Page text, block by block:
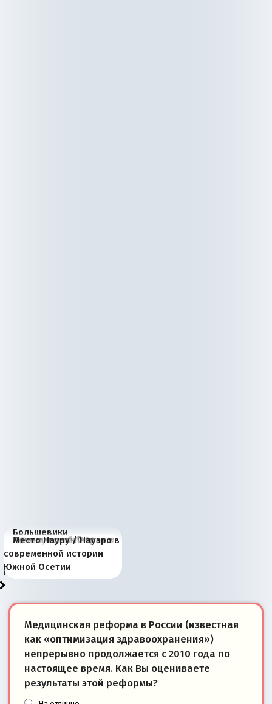
Большевики
отличаются от «Яблока»
тем, что они -
победители
Киевская марионетка
Запада рассказала о
«переобувании» хозяев
В России назрели
перемены: 15 шагов к
суверенной экономике
Миграционный пожар
Европы
Россия начинает
сбрасывать балласт
Анкориджа
Россия зимой 1904
года: первые уступки во
внутренней политике
Русская нация вчера и
сегодня
Почему правый крах в
Варшаве не поможет её
отношениям с Россией?
Место Науру / Науэро в
современной истории
Южной Осетии
Медицинская реформа в России (известная
как «оптимизация здравоохранения»)
непрерывно продолжается с 2010 года по
настоящее время. Как Вы оцениваете
результаты этой реформы?